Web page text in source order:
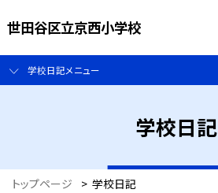
世田谷区立京西小学校
学校日記メニュー
学校日記
トップページ > 学校日記